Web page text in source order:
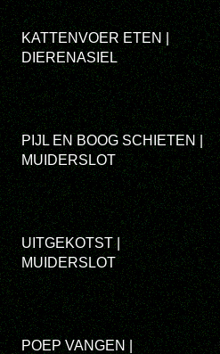
KATTENVOER ETEN |
DIERENASIEL
PIJL EN BOOG SCHIETEN |
MUIDERSLOT
UITGEKOTST |
MUIDERSLOT
POEP VANGEN |